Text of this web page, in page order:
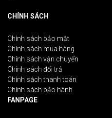
CHÍNH SÁCH
Chính sách bảo mật
Chính sách mua hàng
Chính sách vận chuyển
Chính sách đổi trả
Chính sách thanh toán
Chính sách bảo hành
FANPAGE